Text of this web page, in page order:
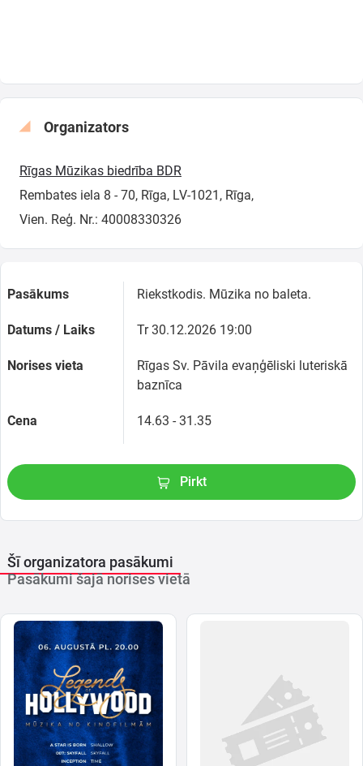
Organizators
Rīgas Mūzikas biedrība BDR
Rembates iela 8 - 70, Rīga, LV-1021, Rīga,
Vien. Reģ. Nr.: 40008330326
Pasākums Riekstkodis. Mūzika no baleta.
Datums / Laiks Tr 30.12.2026 19:00
Norises vieta
Rīgas Sv. Pāvila evaņģēliski luteriskā
baznīca
Cena 14.63 - 31.35
Pirkt
Šī organizatora pasākumi
Pasākumi šajā norises vietā